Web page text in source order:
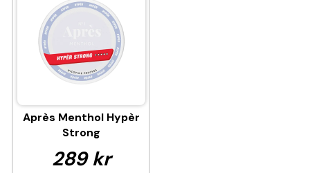
Après Menthol Hypèr
Strong
289 kr